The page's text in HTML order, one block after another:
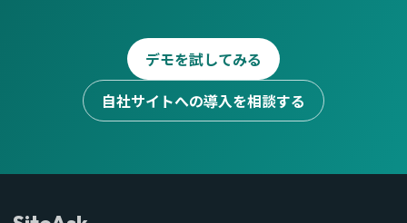
デモを試してみる
自社サイトへの導入を相談する